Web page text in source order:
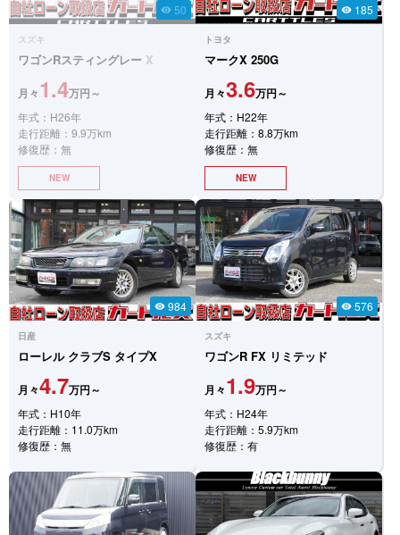
visibility 50
スズキ
ワゴンRスティングレー X
月々1.4万円～
年式：H26年
走行距離：9.9万km
修復歴：無
NEW
visibility 185
トヨタ
マークX 250G
月々3.6万円～
年式：H22年
走行距離：8.8万km
修復歴：無
NEW
visibility 984
日産
ローレル クラブS タイプX
月々4.7万円～
年式：H10年
走行距離：11.0万km
修復歴：無
visibility 576
スズキ
ワゴンR FX リミテッド
月々1.9万円～
年式：H24年
走行距離：5.9万km
修復歴：有